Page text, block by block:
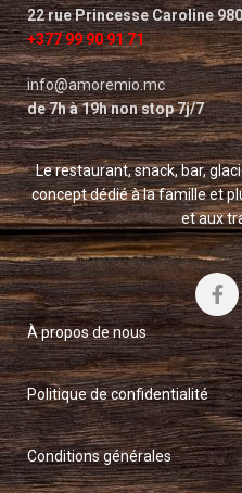
22 rue Princesse Caroline
+377 99 90 91 71
info@amoremio.mc
de 7h à 19h non stop 7j/7
Le restaurant, snack, bar,
concept dédié à la famille et
et aux
À propos de nous
Politique de confidentialité
Conditions générales